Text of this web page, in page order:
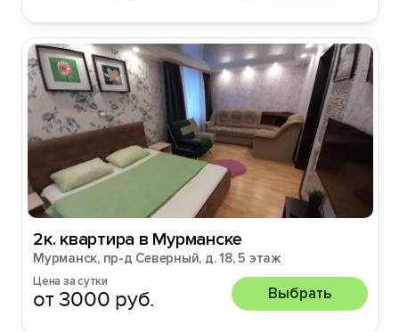
2к. квартира в Мурманске
Мурманск, пр-д Северный, д. 18, 5 этаж
Цена за сутки
от 3000 руб. Выбрать